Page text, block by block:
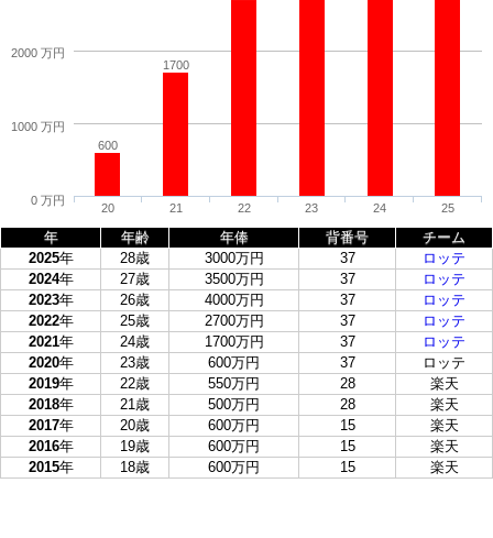
600
1700
20 21 22 23 24 25
0 万円
1000 万円
2000 万円
年 年齢 年俸 背番号
チーム
2025年 28歳 3000万円 37
ロッテ
2024年 27歳 3500万円 37
ロッテ
2023年 26歳 4000万円 37
ロッテ
2022年 25歳 2700万円 37
ロッテ
2021年 24歳 1700万円 37
ロッテ
2020年 23歳 600万円 37
ロッテ
2019年 22歳 550万円 28
楽天
2018年 21歳 500万円 28
楽天
2017年 20歳 600万円 15
楽天
2016年 19歳 600万円 15
楽天
2015年 18歳 600万円 15 楽天